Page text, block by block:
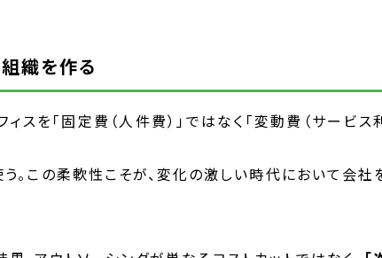
織を作る
スを「固定費（人件費）」ではなく「変動費（サービス
。この柔軟性こそが、変化の激しい時代において会社